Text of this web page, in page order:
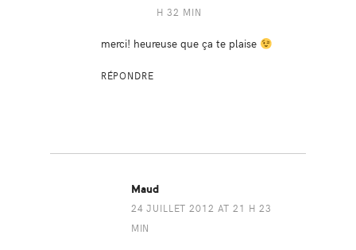
H 32 MIN
merci! heureuse que ça te plaise
RÉPONDRE
Maud
24 JUILLET 2012 AT 21 H 23
MIN